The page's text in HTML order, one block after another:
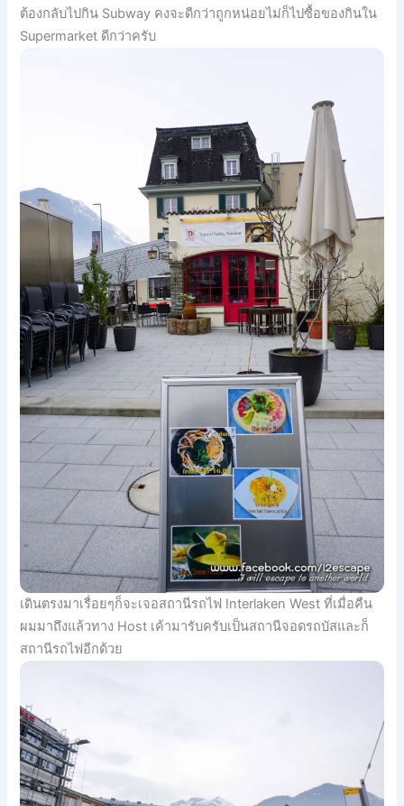
ต้องกลับไปกิน Subway คงจะดีกว่าถูกหน่อยไม่ก็ไปซื้อของกินใน
Supermarket ดีกว่าครับ
เดินตรงมาเรื่อยๆก็จะเจอสถานีรถไฟ Interlaken West ที่เมื่อคืน
ผมมาถึงแล้วทาง Host เค้ามารับครับเป็นสถานีจอดรถบัสและก็
สถานีรถไฟอีกด้วย